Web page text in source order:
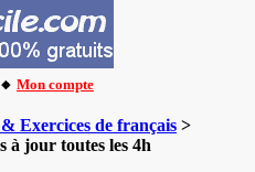
Mon compte
Exercices de français >
à jour toutes les 4h